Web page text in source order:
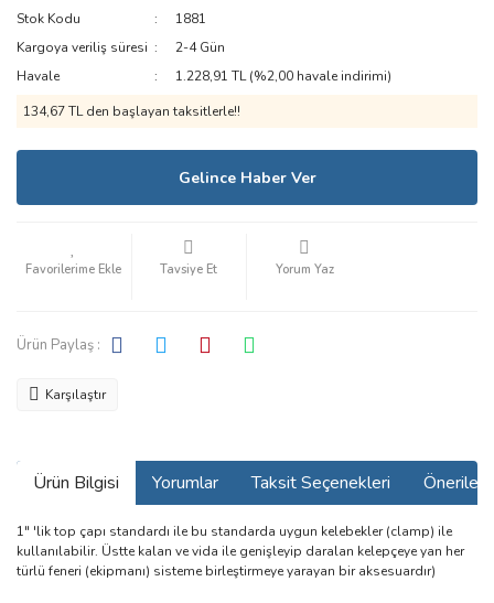
Stok Kodu
1881
Kargoya veriliş süresi
2-4 Gün
Havale
1.228,91 TL (%2,00 havale indirimi)
134,67 TL den başlayan taksitlerle!!
Gelince Haber Ver
Tavsiye Et Yorum Yaz
Ürün Paylaş :
Karşılaştır
Ürün Bilgisi Yorumlar Taksit Seçenekleri
1" 'lik top çapı standardı ile bu standarda uygun kelebekler (clamp) ile
kullanılabilir. Üstte kalan ve vida ile genişleyip daralan kelepçeye yan her
türlü feneri (ekipmanı) sisteme birleştirmeye yarayan bir aksesuardır)